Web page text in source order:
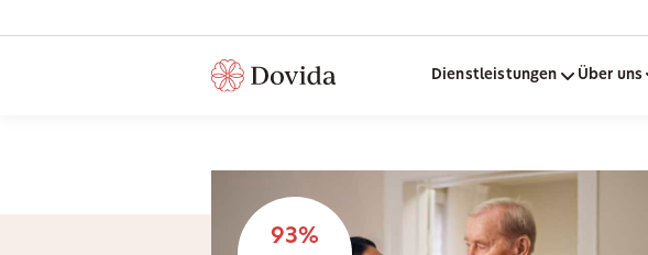
Dienstleistungen Über uns
93%